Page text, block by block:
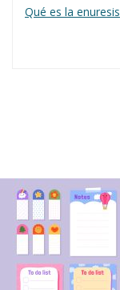
Qué es la enuresis